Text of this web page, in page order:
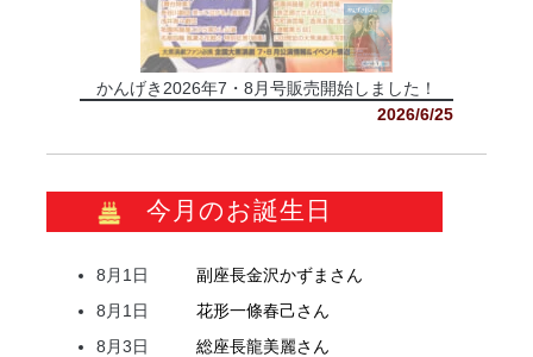
かんげき2026年7・8月号販売開始しました！
2026/6/25
今月のお誕生日
8月1日 副座長金沢かずま さん
8月1日
花形一條春己さん
8月3日
総座長龍美麗さん